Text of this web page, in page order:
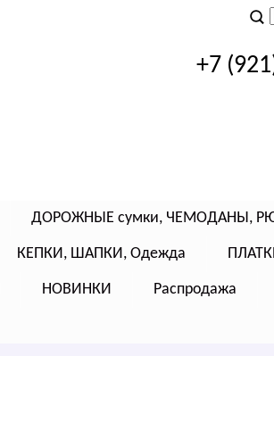
+7
ДОРОЖНЫЕ сумки, ЧЕМОДАНЫ,
КЕПКИ, ШАПКИ, Одежда
НОВИНКИ Распродажа